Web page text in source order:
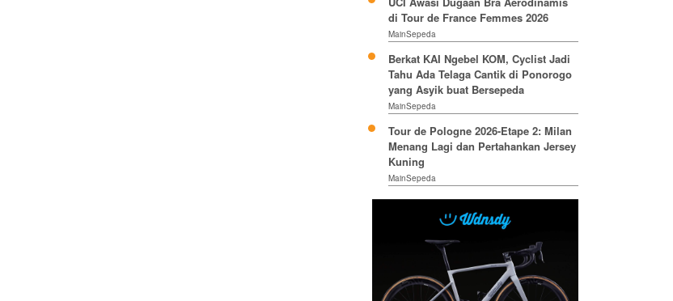
di Tour de France Femmes 2026
MainSepeda
Berkat KAI Ngebel KOM, Cyclist Jadi
Tahu Ada Telaga Cantik di Ponorogo
yang Asyik buat Bersepeda
MainSepeda
Tour de Pologne 2026-Etape 2: Milan
Menang Lagi dan Pertahankan Jersey
Kuning
MainSepeda